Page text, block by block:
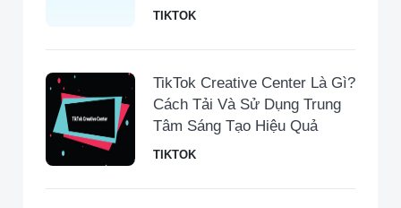
TIKTOK
TikTok Creative Center Là Gì?
Cách Tải Và Sử Dụng Trung
Tâm Sáng Tạo Hiệu Quả
TIKTOK